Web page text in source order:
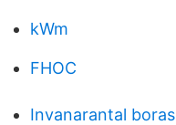
kWm
FHOC
Invanarantal boras